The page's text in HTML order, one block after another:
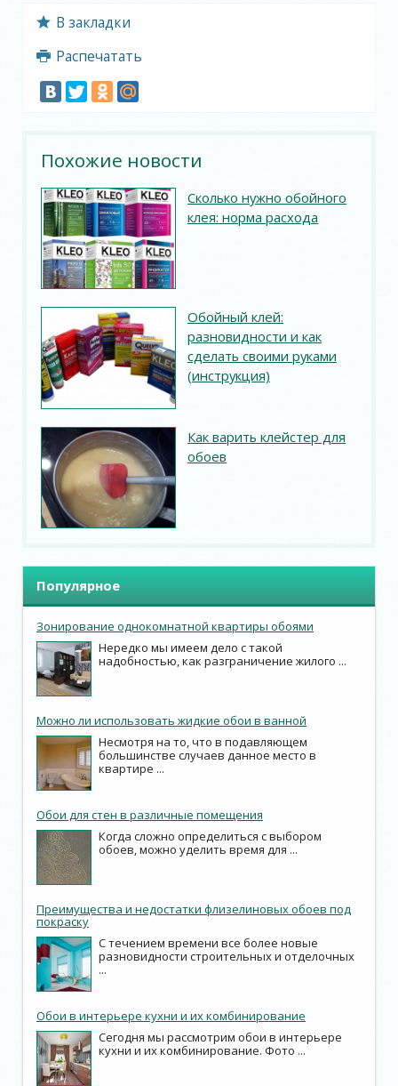
В закладки
Распечатать
Похожие новости
Сколько нужно обойного
клея: норма расхода
Обойный клей:
разновидности и как
сделать своими руками
(инструкция)
Как варить клейстер для
обоев
Популярное
Зонирование однокомнатной квартиры обоями
Нередко мы имеем дело с такой
надобностью, как разграничение жилого ...
Можно ли использовать жидкие обои в ванной
Несмотря на то, что в подавляющем
большинстве случаев данное место в
квартире ...
Обои для стен в различные помещения
Когда сложно определиться с выбором
обоев, можно уделить время для ...
Преимущества и недостатки флизелиновых обоев под
покраску
С течением времени все более новые
разновидности строительных и отделочных
...
Обои в интерьере кухни и их комбинирование
Сегодня мы рассмотрим обои в интерьере
кухни и их комбинирование. Фото ...